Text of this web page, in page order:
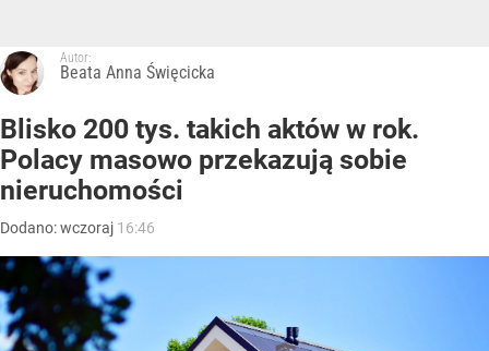
Autor:
Beata Anna Święcicka
Blisko 200 tys. takich aktów w rok.
Polacy masowo przekazują sobie
nieruchomości
Dodano:wczoraj 16:46